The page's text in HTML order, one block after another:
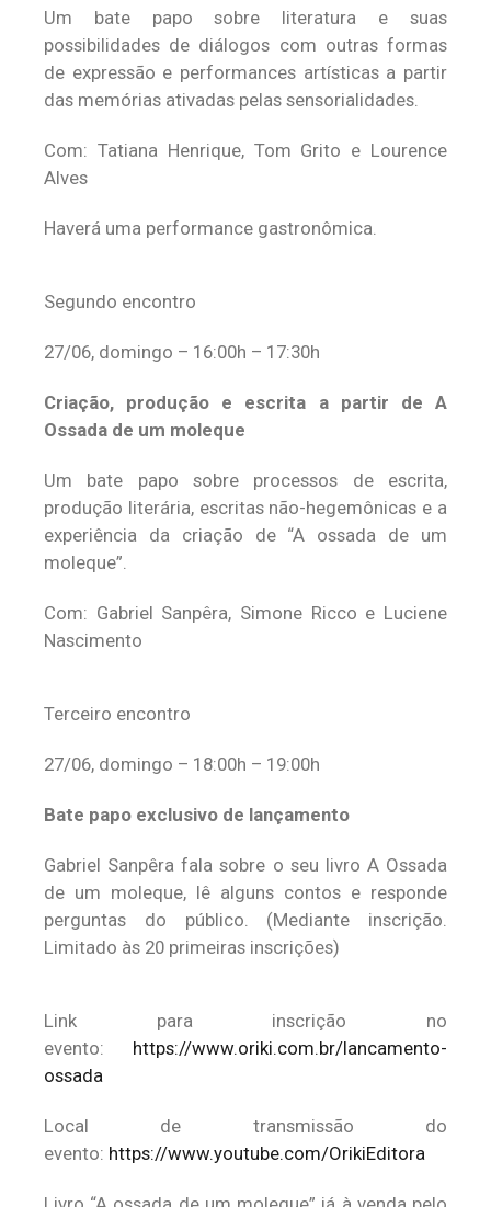
Um bate papo sobre literatura e suas
possibilidades de diálogos com outras formas
de expressão e performances artísticas a partir
das memórias ativadas pelas sensorialidades.
Com: Tatiana Henrique, Tom Grito e Lourence
Alves
Haverá uma performance gastronômica.
Segundo encontro
27/06, domingo – 16:00h – 17:30h
Criação, produção e escrita a partir de A
Ossada de um moleque
Um bate papo sobre processos de escrita,
produção literária, escritas não-hegemônicas e a
experiência da criação de “A ossada de um
moleque”.
Com: Gabriel Sanpêra, Simone Ricco e Luciene
Nascimento
Terceiro encontro
27/06, domingo – 18:00h – 19:00h
Bate papo exclusivo de lançamento
Gabriel Sanpêra fala sobre o seu livro A Ossada
de um moleque, lê alguns contos e responde
perguntas do público. (Mediante inscrição.
Limitado às 20 primeiras inscrições)
Link para inscrição no
evento: https://www.oriki.com.br/lancamento-
ossada
Local de transmissão do
evento: https://www.youtube.com/OrikiEditora